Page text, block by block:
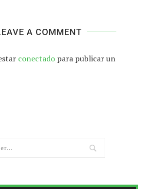
A COMMENT
conectado para publicar un